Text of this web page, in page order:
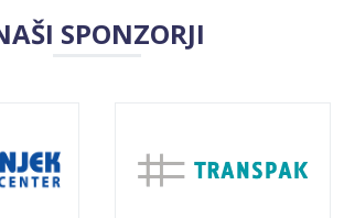
SPONZORJI